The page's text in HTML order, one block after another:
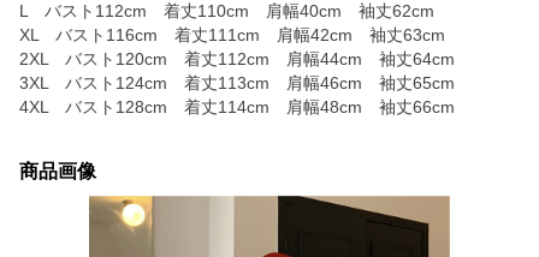
L バスト112cm 着丈110cm 肩幅40cm 袖丈62cm
XL バスト116cm 着丈111cm 肩幅42cm 袖丈63cm
2XL バスト120cm 着丈112cm 肩幅44cm 袖丈64cm
3XL バスト124cm 着丈113cm 肩幅46cm 袖丈65cm
4XL バスト128cm 着丈114cm 肩幅48cm 袖丈66cm
商品画像